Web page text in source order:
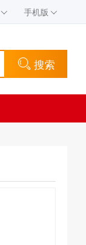
手机版
搜索